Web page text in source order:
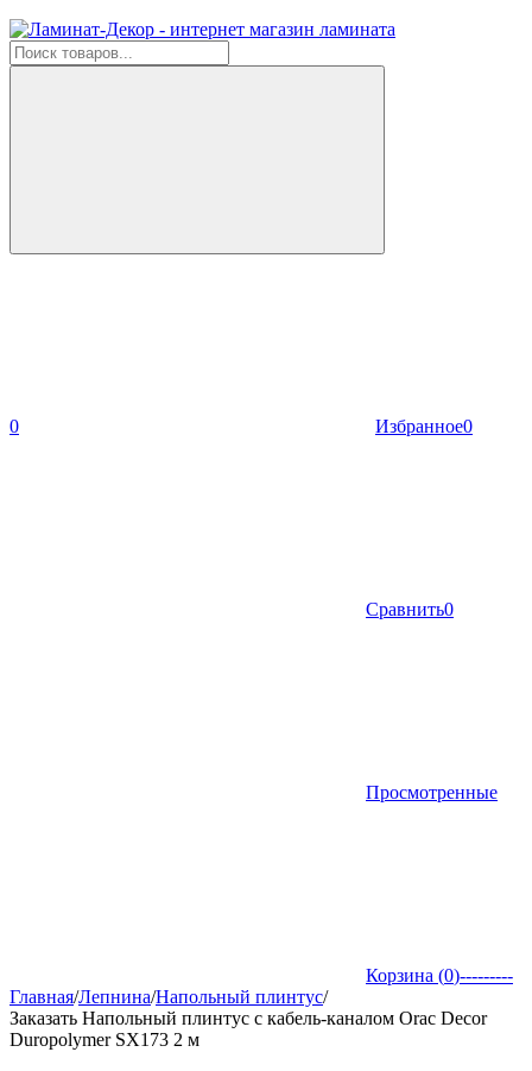
0 Избранное0
Сравнить0
Просмотренные
Корзина (0)---------
Главная/Лепнина/Напольный плинтус/
Заказать Напольный плинтус с кабель-каналом Orac Decor
Duropolymer SX173 2 м